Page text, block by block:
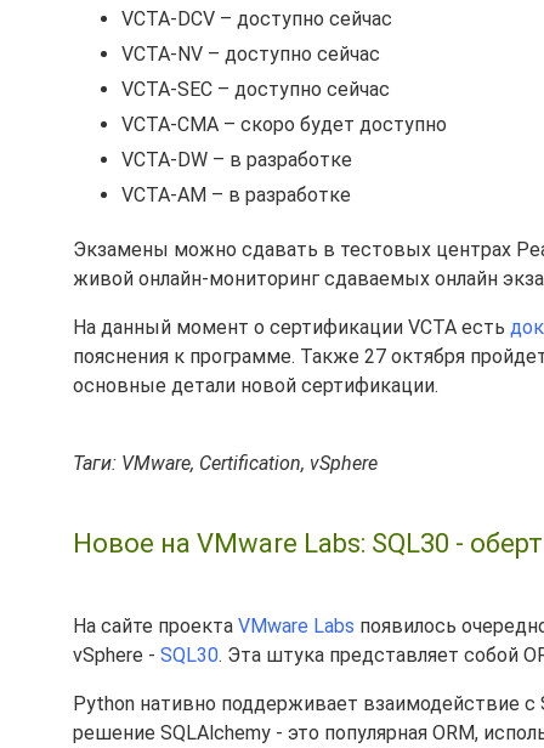
VCTA-DCV – доступно сейчас
VCTA-NV – доступно сейчас
VCTA-SEC – доступно сейчас
VCTA-CMA – скоро будет доступно
VCTA-DW – в разработке
VCTA-AM – в разработке
Экзамены можно сдавать в тестовых центрах
живой онлайн-мониторинг сдаваемых онлайн
На данный момент о сертификации VCTA есть
пояснения к программе. Также 27 октября
основные детали новой сертификации.
Таги: VMware, Certification, vSphere
Новое на VMware Labs: SQL30 -
На сайте проекта VMware Labs появилось
vSphere - SQL30. Эта штука представляет собой
Python нативно поддерживает взаимодействие с
решение SQLAlchemy - это популярная ORM,